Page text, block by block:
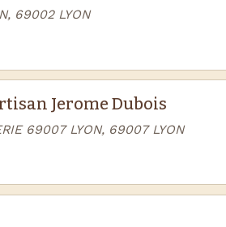
69002 LYON
Jerome Dubois
69007 LYON, 69007 LYON